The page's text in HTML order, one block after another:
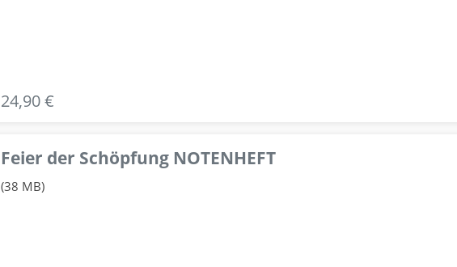
24,90 €
Feier der Schöpfung NOTENHEFT
(38 MB)